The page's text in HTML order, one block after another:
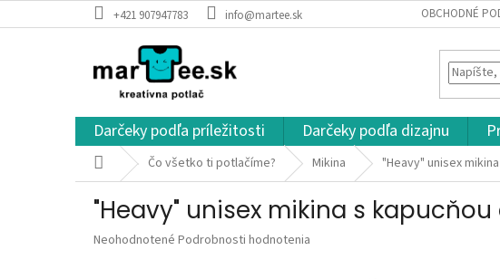
na
+421 907947783 info@martee.sk OBCHODNÉ
Darčeky podľa príležitosti Darčeky podľa dizajnu
Domov Čo všetko ti potlačíme? Mikina "Heavy" unisex
"Heavy" unisex mikina s
Priemerné
Neohodnotené Podrobnosti hodnotenia